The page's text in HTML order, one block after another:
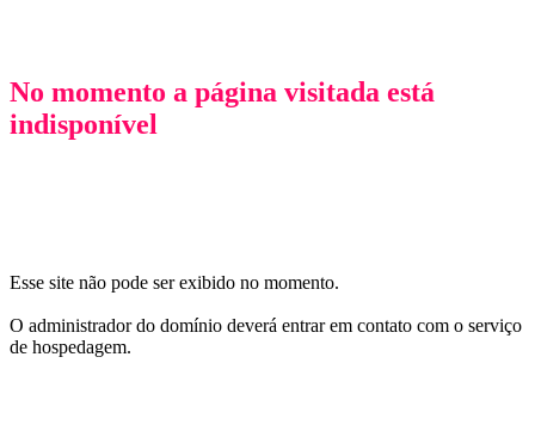
No momento a página visitada está
indisponível
Esse site não pode ser exibido no momento.
O administrador do domínio deverá entrar em contato com o serviço
de hospedagem.